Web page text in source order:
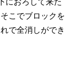
におろして来た
こでブロックを
で全消しができ